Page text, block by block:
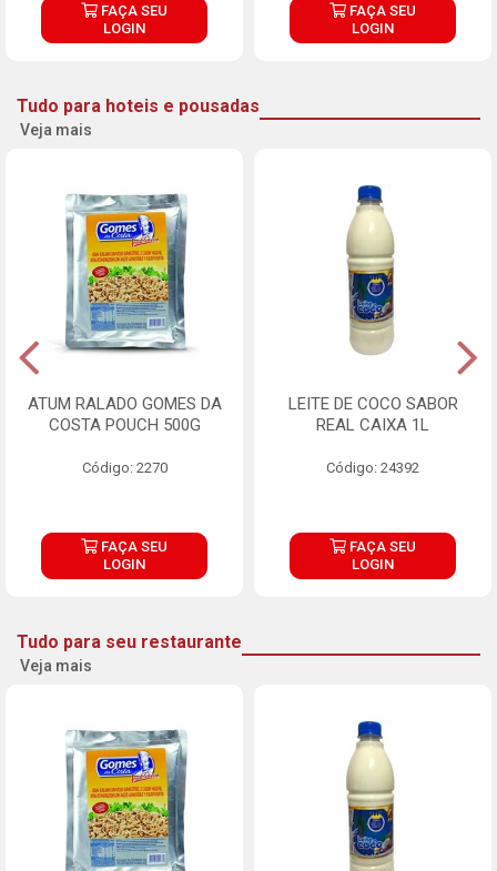
FAÇA SEU
LOGIN
FAÇA SEU
LOGIN
Tudo para hoteis e pousadas
Veja mais
ATUM RALADO GOMES DA
COSTA POUCH 500G
Código: 2270
FAÇA SEU
LOGIN
LEITE DE COCO SABOR
REAL CAIXA 1L
Código: 24392
FAÇA SEU
LOGIN
Tudo para seu restaurante
Veja mais